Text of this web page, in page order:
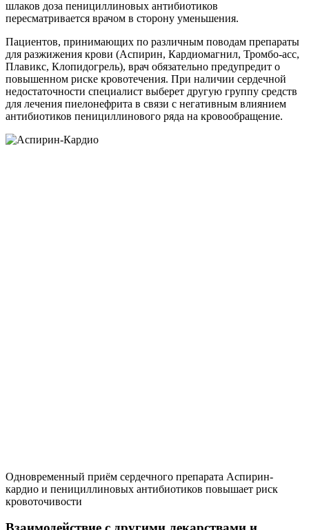
шлаков доза пенициллиновых антибиотиков
пересматривается врачом в сторону уменьшения.
Пациентов, принимающих по различным поводам препараты
для разжижения крови (Аспирин, Кардиомагнил, Тромбо-асс,
Плавикс, Клопидогрель), врач обязательно предупредит о
повышенном риске кровотечения. При наличии сердечной
недостаточности специалист выберет другую группу средств
для лечения пиелонефрита в связи с негативным влиянием
антибиотиков пенициллинового ряда на кровообращение.
Одновременный приём сердечного препарата Аспирин-
кардио и пенициллиновых антибиотиков повышает риск
кровоточивости